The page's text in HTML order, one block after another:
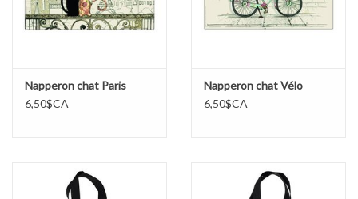
Napperon chat Paris
6,50$CA
Napperon chat Vélo
6,50$CA